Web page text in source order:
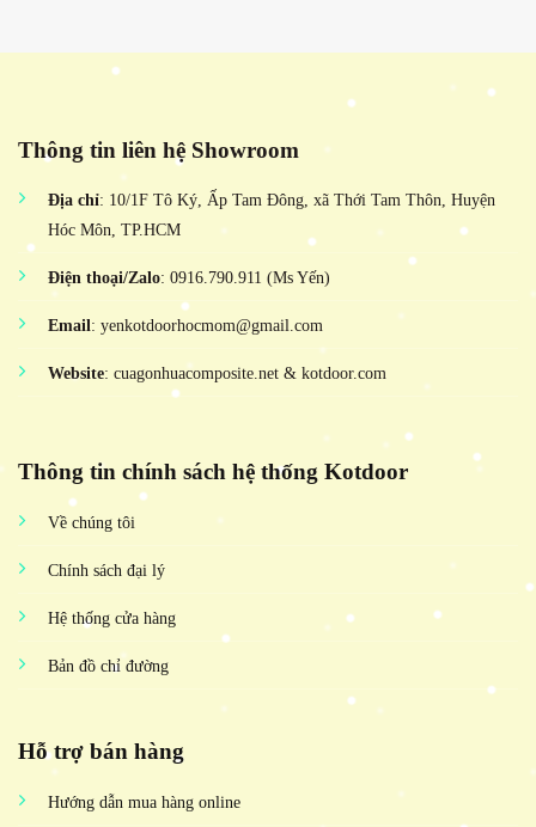
Thông tin liên hệ Showroom
Địa chỉ: 10/1F Tô Ký, Ấp Tam Đông, xã Thới Tam Thôn, Huyện
Hóc Môn, TP.HCM
Điện thoại/Zalo: 0916.790.911 (Ms Yến)
Email: yenkotdoorhocmom@gmail.com
Website: cuagonhuacomposite.net & kotdoor.com
Thông tin chính sách hệ thống Kotdoor
Về chúng tôi
Chính sách đại lý
Hệ thống cửa hàng
Bản đồ chỉ đường
Hỗ trợ bán hàng
Hướng dẫn mua hàng online